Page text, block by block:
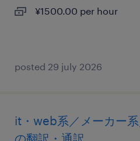
¥1500.00 per hour
posted 29 july 2026
it・web系／メーカー
の翻訳・通訳